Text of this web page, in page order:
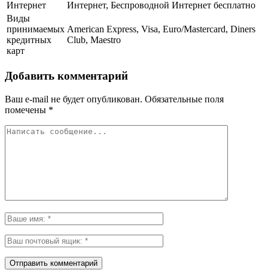
Интернет
Интернет, Беспроводной Интернет бесплатно
Виды
принимаемых
кредитных
карт
American Express, Visa, Euro/Mastercard, Diners
Club, Maestro
Добавить комментарий
Ваш e-mail не будет опубликован. Обязательные поля
помечены *